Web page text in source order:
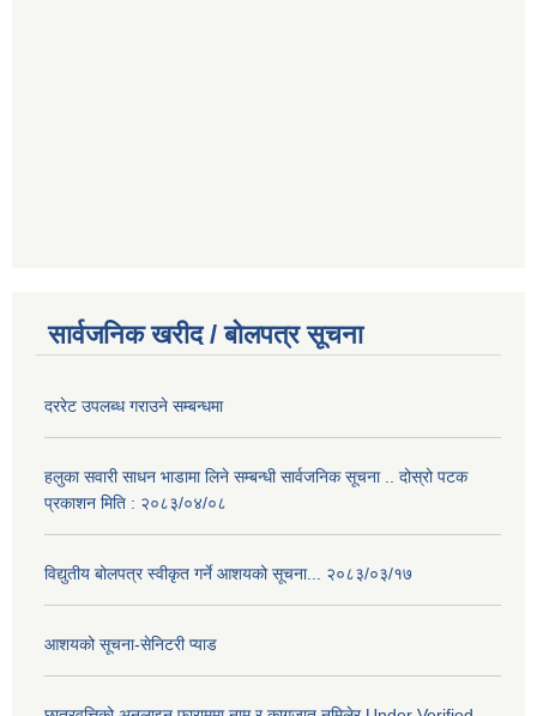
सार्वजनिक खरीद / बोलपत्र सूचना
दररेट उपलब्ध गराउने सम्बन्धमा
हलुका सवारी साधन भाडामा लिने सम्बन्धी सार्वजनिक सूचना .. दोस्रो पटक
प्रकाशन मिति : २०८३/०४/०८
विद्युतीय बोलपत्र स्वीकृत गर्ने आशयको सूचना... २०८३/०३/१७
आशयको सूचना-सेनिटरी प्याड